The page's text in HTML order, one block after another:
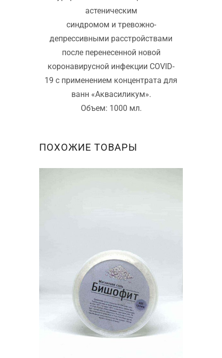
астеническим
синдромом и тревожно-
депрессивными расстройствами
после перенесенной новой
коронавирусной инфекции COVID-
19 с применением концентрата для
ванн «Аквасиликум».
Объем: 1000 мл.
ПОХОЖИЕ ТОВАРЫ